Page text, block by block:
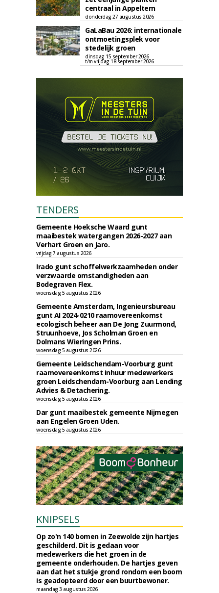
centraal in Appeltern
donderdag 27 augustus 2026
GaLaBau 2026: internationale
ontmoetingsplek voor
stedelijk groen
dinsdag 15 september 2026
t/m vrijdag 18 september 2026
TENDERS
Gemeente Hoeksche Waard gunt
maaibestek watergangen 2026-2027 aan
Verhart Groen en Jaro.
vrijdag 7 augustus 2026
Irado gunt schoffelwerkzaamheden onder
verzwaarde omstandigheden aan
Bodegraven Flex.
woensdag 5 augustus 2026
Gemeente Amsterdam, Ingenieursbureau
gunt AI 2024-0210 raamovereenkomst
ecologisch beheer aan De Jong Zuurmond,
Struunhoeve, Jos Scholman Groen en
Dolmans Wieringen Prins.
woensdag 5 augustus 2026
Gemeente Leidschendam-Voorburg gunt
raamovereenkomst inhuur medewerkers
groen Leidschendam-Voorburg aan Lending
Advies & Detachering.
woensdag 5 augustus 2026
Dar gunt maaibestek gemeente Nijmegen
aan Engelen Groen Uden.
woensdag 5 augustus 2026
KNIPSELS
Op zo'n 140 bomen in Zeewolde zijn hartjes
geschilderd. Dit is gedaan voor
medewerkers die het groen in de
gemeente onderhouden. De hartjes geven
aan dat het stukje grond rondom een boom
is geadopteerd door een buurtbewoner.
maandag 3 augustus 2026